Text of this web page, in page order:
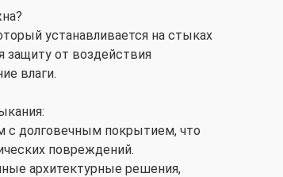
устанавливается на стыках
защиту от воздействия
влаги.
с долговечным покрытием, что
повреждений.
архитектурные решения,